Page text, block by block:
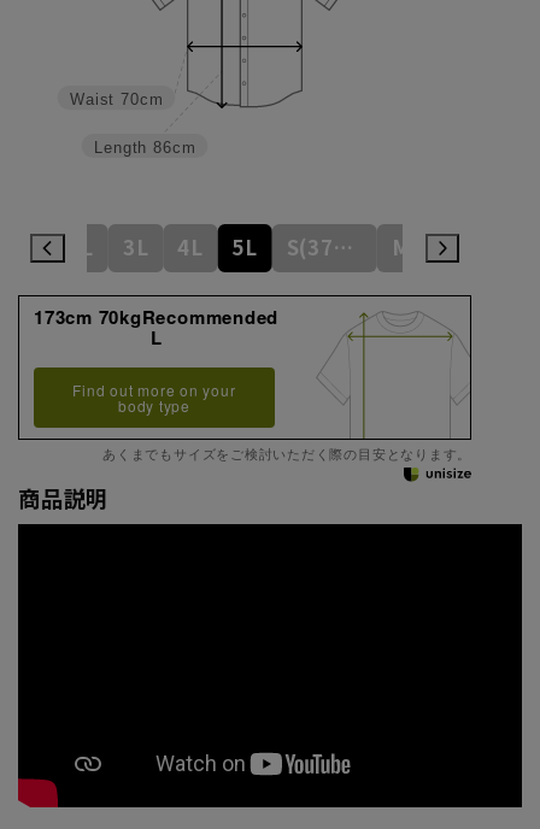
Length 86cm
Waist 70cm
LL 3L 4L 5L S(37cm) M(39cm)
173cm 70kgRecommended
L
Find out more on your
body type
あくまでもサイズをご検討いただく際の目安となります。
商品説明